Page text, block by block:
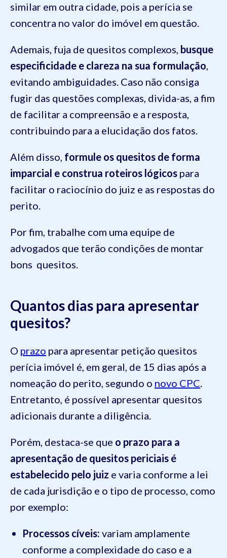
similar em outra cidade, pois a perícia se
concentra no valor do imóvel em questão.
Ademais, fuja de quesitos complexos, busque
especificidade e clareza na sua formulação,
evitando ambiguidades. Caso não consiga
fugir das questões complexas, divida-as, a fim
de facilitar a compreensão e a resposta,
contribuindo para a elucidação dos fatos.
Além disso, formule os quesitos de forma
imparcial e construa roteiros lógicos para
facilitar o raciocínio do juiz e as respostas do
perito.
Por fim, trabalhe com uma equipe de
advogados que terão condições de montar
bons quesitos.
Quantos dias para apresentar
quesitos?
O prazo para apresentar petição quesitos
perícia imóvel é, em geral, de 15 dias após a
nomeação do perito, segundo o novo CPC.
Entretanto, é possível apresentar quesitos
adicionais durante a diligência.
Porém, destaca-se que o prazo para a
apresentação de quesitos periciais é
estabelecido pelo juiz e varia conforme a lei
de cada jurisdição e o tipo de processo, como
por exemplo:
Processos cíveis: variam amplamente
conforme a complexidade do caso e a